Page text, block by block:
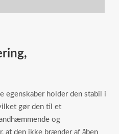
egenskaber holder den stabil i
gør den til et
og
at den ikke brænder af åben